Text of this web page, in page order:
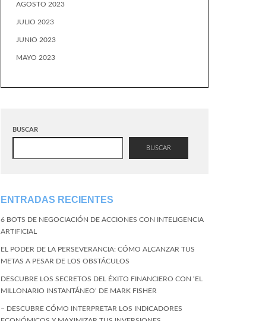
AGOSTO 2023
JULIO 2023
JUNIO 2023
MAYO 2023
BUSCAR
BUSCAR
ENTRADAS RECIENTES
6 BOTS DE NEGOCIACIÓN DE ACCIONES CON INTELIGENCIA
ARTIFICIAL
EL PODER DE LA PERSEVERANCIA: CÓMO ALCANZAR TUS
METAS A PESAR DE LOS OBSTÁCULOS
DESCUBRE LOS SECRETOS DEL ÉXITO FINANCIERO CON ‘EL
MILLONARIO INSTANTÁNEO’ DE MARK FISHER
– DESCUBRE CÓMO INTERPRETAR LOS INDICADORES